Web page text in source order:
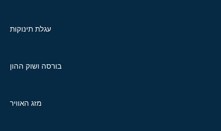
עגלת תינוקות
בורסה ושוק ההון
מזג האוויר